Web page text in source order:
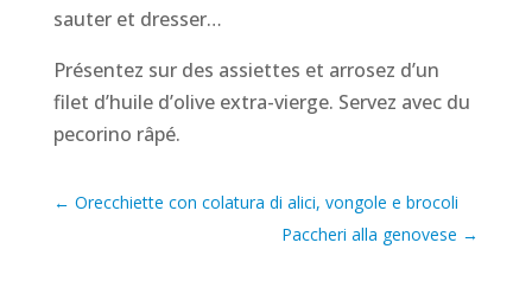
sauter et dresser…
Présentez sur des assiettes et arrosez d’un
filet d’huile d’olive extra-vierge. Servez avec du
pecorino râpé.
← Orecchiette con colatura di alici, vongole e brocoli
Paccheri alla genovese →